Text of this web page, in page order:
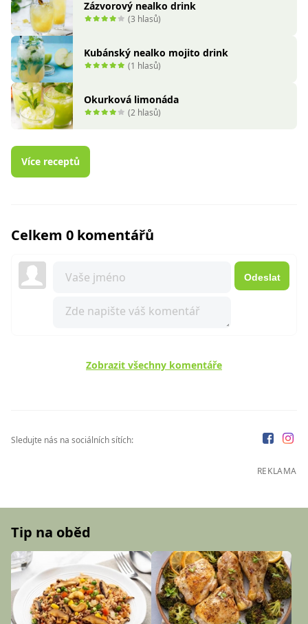
Zázvorový nealko drink
(3 hlasů)
Kubánský nealko mojito drink
(1 hlasů)
Okurková limonáda
(2 hlasů)
Více receptů
Celkem 0 komentářů
Odeslat
Zobrazit všechny komentáře
Sledujte nás na sociálních sítích:
REKLAMA
Tip na oběd